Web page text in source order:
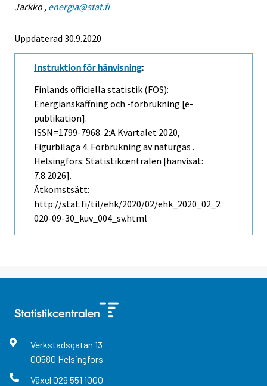
Jarkko , energia@stat.fi
Uppdaterad 30.9.2020
Instruktion för hänvisning:
Finlands officiella statistik (FOS):
Energianskaffning och -förbrukning [e-
publikation].
ISSN=1799-7968. 2:a Kvartalet 2020,
Figurbilaga 4. Förbrukning av naturgas .
Helsingfors: Statistikcentralen [hänvisat:
7.8.2026].
Åtkomstsätt:
http://stat.fi/til/ehk/2020/02/ehk_2020_02_2
020-09-30_kuv_004_sv.html
Verkstadsgatan 13
00580 Helsingfors
Växel 029 551 1000